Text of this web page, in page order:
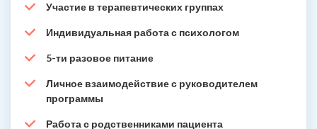
Участие в терапевтических группах
Индивидуальная работа с психологом
5-ти разовое питание
Личное взаимодействие с руководителем
программы
Работа с родственниками пациента